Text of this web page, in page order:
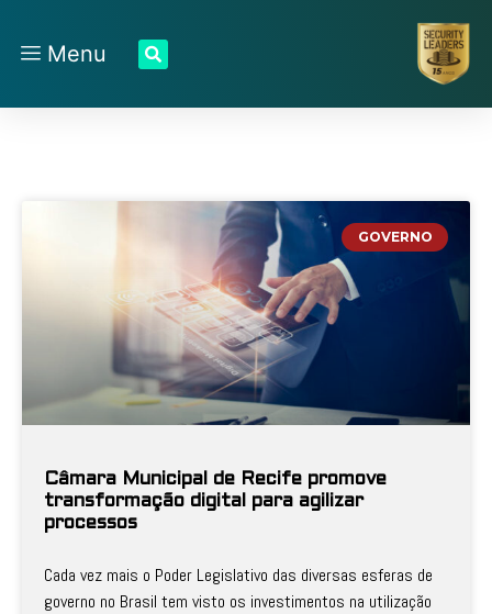
Menu
GOVERNO
Câmara Municipal de Recife promove
transformação digital para agilizar
processos
Cada vez mais o Poder Legislativo das diversas esferas de
governo no Brasil tem visto os investimentos na utilização